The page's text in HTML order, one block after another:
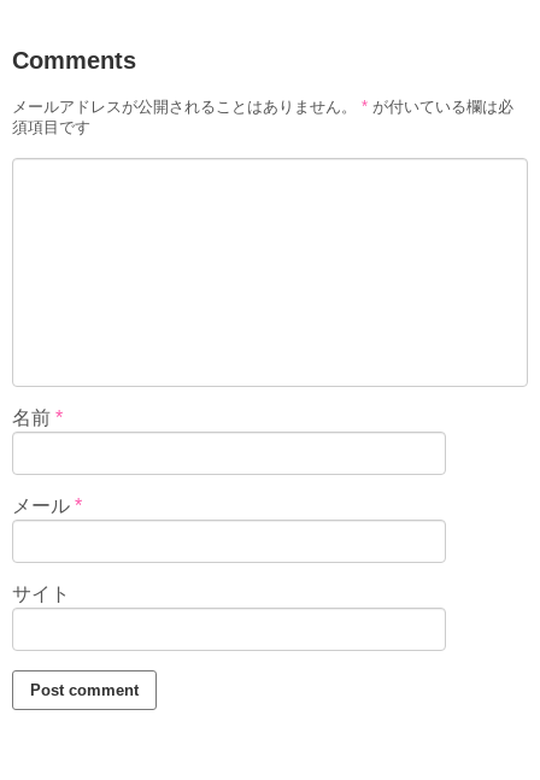
Comments
メールアドレスが公開されることはありません。 * が付いている欄は必
須項目です
名前 *
メール *
サイト